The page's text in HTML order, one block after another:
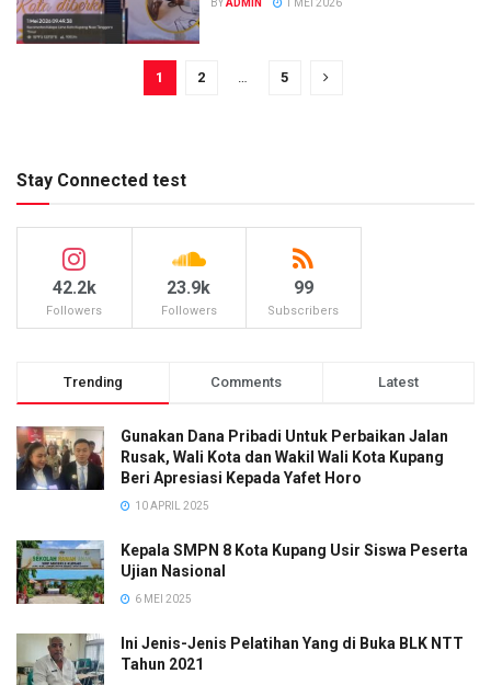
BY ADMIN 1 MEI 2026
1 2 … 5
Stay Connected test
42.2k
Followers
23.9k
Followers
99
Subscribers
Trending Comments Latest
Gunakan Dana Pribadi Untuk Perbaikan Jalan
Rusak, Wali Kota dan Wakil Wali Kota Kupang
Beri Apresiasi Kepada Yafet Horo
10 APRIL 2025
Kepala SMPN 8 Kota Kupang Usir Siswa Peserta
Ujian Nasional
6 MEI 2025
Ini Jenis-Jenis Pelatihan Yang di Buka BLK NTT
Tahun 2021